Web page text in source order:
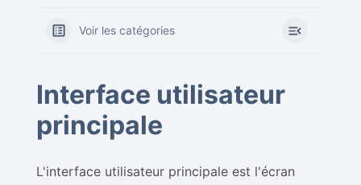
Voir les catégories
Interface utilisateur
principale
L'interface utilisateur principale est l'écran